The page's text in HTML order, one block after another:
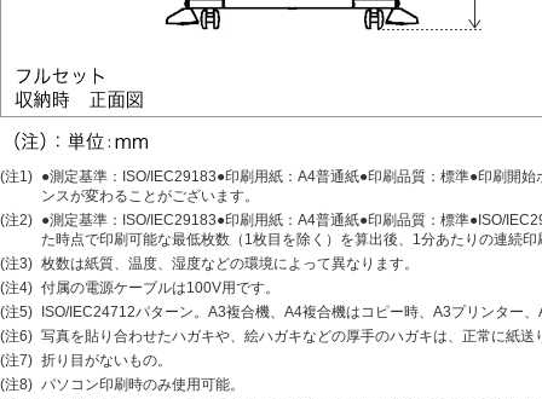
(注1) ●測定基準：ISO/IEC29183●印刷用紙：A4普通紙●印刷品質：標準●印刷開
ンスが変わることがございます。
(注2) ●測定基準：ISO/IEC29183●印刷用紙：A4普通紙●印刷品質：標準●ISO/
た時点で印刷可能な最低枚数（1枚目を除く）を算出後、1分あたりの連続
(注3) 枚数は紙質、温度、湿度などの環境によって異なります。
(注4) 付属の電源ケーブルは100V用です。
(注5)
ISO/IEC24712パターン。A3複合機、A4複合機はコピー時、A3プリンター
(注6) 写真を貼り合わせたハガキや、絵ハガキなどの厚手のハガキは、正常に紙送
(注7) 折り目がないもの。
(注8) パソコン印刷時のみ使用可能。